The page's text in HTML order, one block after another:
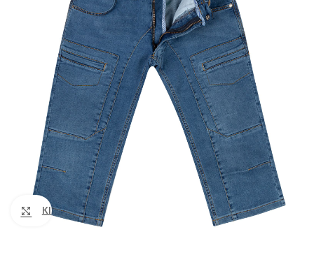
Klik om te vergroten